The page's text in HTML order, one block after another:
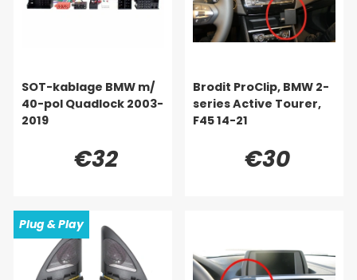
SOT-kablage BMW m/
40-pol Quadlock 2003-
2019
€32
Brodit ProClip, BMW 2-
series Active Tourer,
F45 14-21
€30
Plug & Play